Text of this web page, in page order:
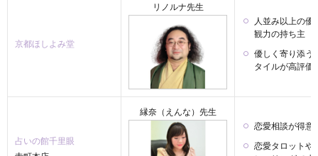
京都ほしよみ堂
リノルナ先生
人並み以上の優
観力の持ち主
優しく寄り添う
タイルが高評価
占いの館千里眼
縁奈（えんな）先生
恋愛相談が得意
恋愛タロットや